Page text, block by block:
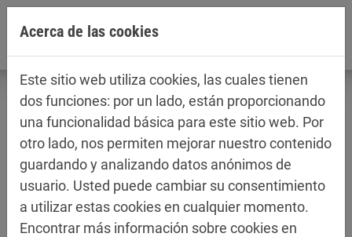
Jump directly to main navigation
Jump directly to content
Fichas técnicas / fichas de datos de
seguridad
Industria
Acerca de las cookies
Este sitio web utiliza cookies, las cuales tienen
dos funciones: por un lado, están proporcionando
una funcionalidad básica para este sitio web. Por
otro lado, nos permiten mejorar nuestro contenido
guardando y analizando datos anónimos de
usuario. Usted puede cambiar su consentimiento
a utilizar estas cookies en cualquier momento.
Encontrar más información sobre cookies en